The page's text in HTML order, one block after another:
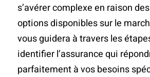
s’avérer complexe en raison
options disponibles sur le
vous guidera à travers les
identifier l’assurance qui
parfaitement à vos besoins